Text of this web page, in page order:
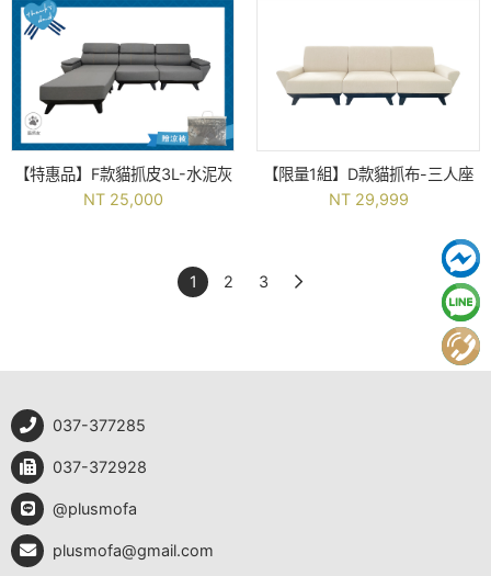
【特惠品】F款貓抓皮3L-水泥灰
NT 25,000
【限量1組】D款貓抓布-三人座
NT 29,999
1 2 3
037-377285
037-372928
@plusmofa
plusmofa@gmail.com